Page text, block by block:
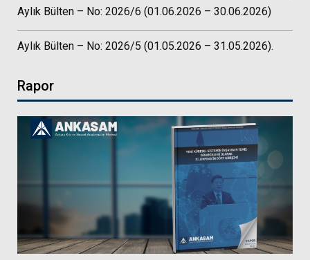
Aylık Bülten – No: 2026/6 (01.06.2026 – 30.06.2026)
Aylık Bülten – No: 2026/5 (01.05.2026 – 31.05.2026).
Rapor